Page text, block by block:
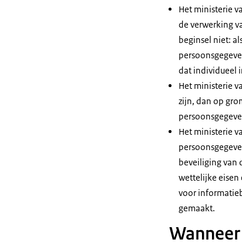
Het ministerie
de verwerking
beginsel niet:
dat individueel
Het ministerie
zijn, dan op
Het ministerie
beveiliging van
wettelijke eisen
voor
gemaakt.